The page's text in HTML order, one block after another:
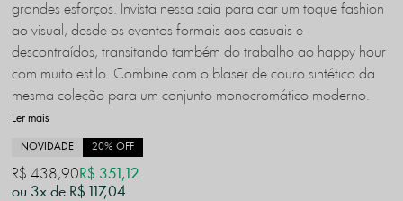
grandes esforços. Invista nessa saia para dar um toque fashion
ao visual, desde os eventos formais aos casuais e
descontraídos, transitando também do trabalho ao happy hour
com muito estilo. Combine com o blaser de couro sintético da
mesma coleção para um conjunto monocromático moderno.
Ler mais
20% OFF
NOVIDADE
R$ 438,90R$ 351,12
3x
R$ 117,04